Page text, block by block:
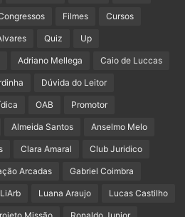
Filmes Cursos
Quiz Up
Adriano Mellega Caio de Luccas
Dúvida do Leitor
OAB Promotor
Almeida Santos Anselmo Melo
Clara Amaral Club Juridico
Arcadas Gabriel Coimbra
LiArb Luana Araujo Lucas Castilho